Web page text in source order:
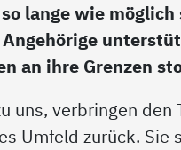
lange wie
an ihre Grenzen
uns, verbringen
Umfeld zurück.